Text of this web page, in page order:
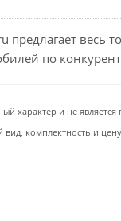
предлагает
по
характер и не
комплектность и